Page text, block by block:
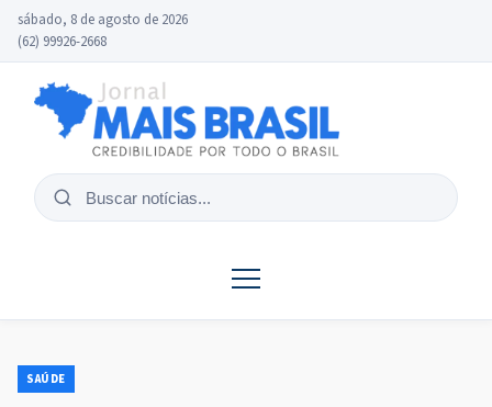
sábado, 8 de agosto de 2026
(62) 99926-2668
Buscar
SAÚDE